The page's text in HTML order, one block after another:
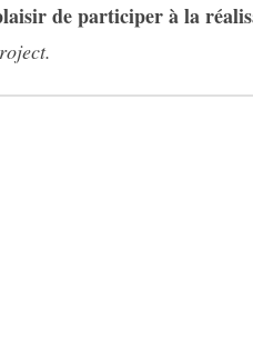
de participer à la